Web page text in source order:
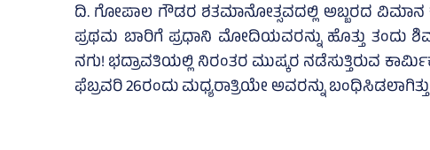
ದಿ. ಗೋಪಾಲ ಗೌಡರ ಶತಮಾನೋತ್ಸವದಲ್ಲಿ ಅಬ್ಬರದ ವಿಮಾನ
ಪ್ರಥಮ ಬಾರಿಗೆ ಪ್ರಧಾನಿ ಮೋದಿಯವರನ್ನು ಹೊತ್ತು ತಂದು
ನಗು! ಭದ್ರಾವತಿಯಲ್ಲಿ ನಿರಂತರ ಮುಷ್ಕರ ನಡೆಸುತ್ತಿರುವ
ಫೆಬ್ರವರಿ 26ರಂದು ಮಧ್ಯರಾತ್ರಿಯೇ ಅವರನ್ನು